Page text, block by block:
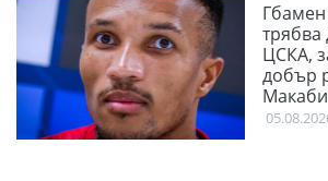
Гбамен
трябва
ЦСКА,
добър